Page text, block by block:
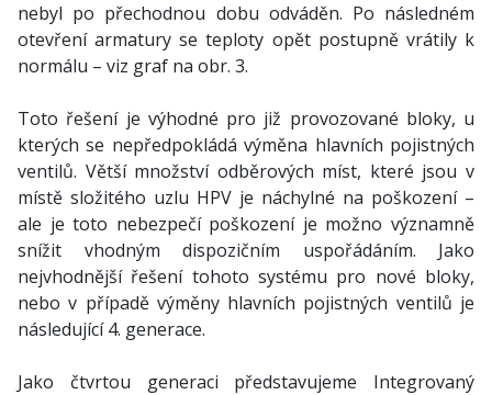
nebyl po přechodnou dobu odváděn. Po následném
otevření armatury se teploty opět postupně vrátily k
normálu – viz graf na obr. 3.
Toto řešení je výhodné pro již provozované bloky, u
kterých se nepředpokládá výměna hlavních pojistných
ventilů. Větší množství odběrových míst, které jsou v
místě složitého uzlu HPV je náchylné na poškození –
ale je toto nebezpečí poškození je možno významně
snížit vhodným dispozičním uspořádáním. Jako
nejvhodnější řešení tohoto systému pro nové bloky,
nebo v případě výměny hlavních pojistných ventilů je
následující 4. generace.
Jako čtvrtou generaci představujeme Integrovaný